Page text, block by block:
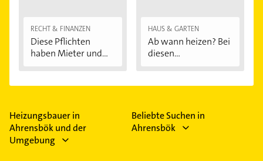
RECHT & FINANZEN
Diese Pflichten
haben Mieter und...
HAUS & GARTEN
Ab wann heizen? Bei
diesen
Heizungsbauer in
Ahrensbök und der
Umgebung
Beliebte Suchen in
Ahrensbök